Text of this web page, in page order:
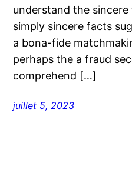
understand the
simply sincere facts
a bona-fide
perhaps the a fraud
comprehend […]
juillet 5, 2023